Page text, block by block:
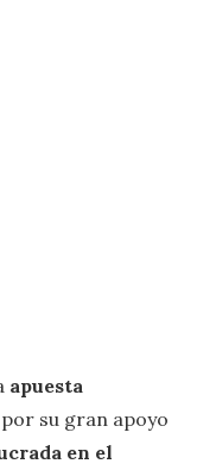
apuesta
su gran apoyo
en el